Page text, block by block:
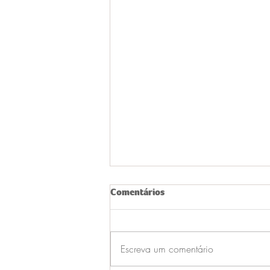
Comentários
Escreva um comentário